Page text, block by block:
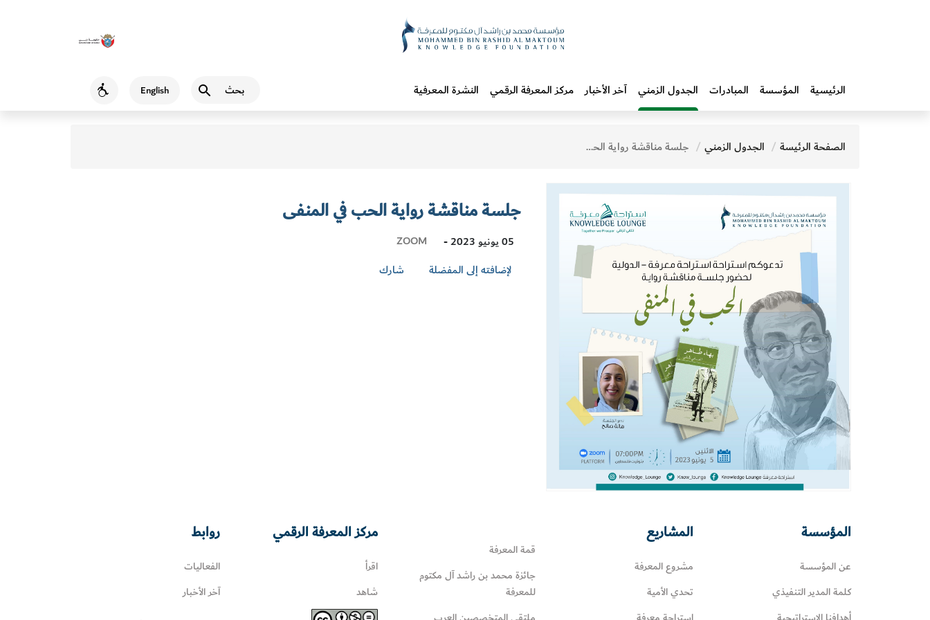
English
Accessibility الرئيسية المؤسسة المبادرات‎ الجدول الزمني آخر الأخبار مركز المعرفة الرقمي النشرة المعرفية
الصفحة الرئيسة الجدول الزمني جلسة مناقشة رواية الحب في المنفى
جلسة مناقشة رواية الحب في المنفى
05 يونيو 2023 -
Visit
لإضافته إلى المفضلة
شارك
المؤسسة
عن المؤسسة
كلمة المدير التنفيذي
المشاريع
مشروع المعرفة
تحدي الأمية
قمة المعرفة
جائزة محمد بن راشد آل مكتوم
للمعرفة
مركز المعرفة الرقمي
اقرأ
شاهد
روابط
الفعاليات
آخر الأخبار